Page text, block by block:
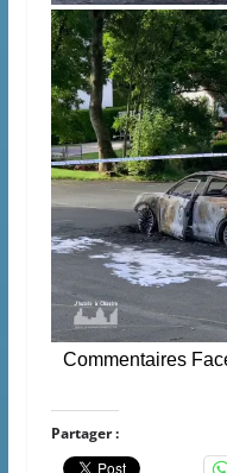
Commentaires
Partager :